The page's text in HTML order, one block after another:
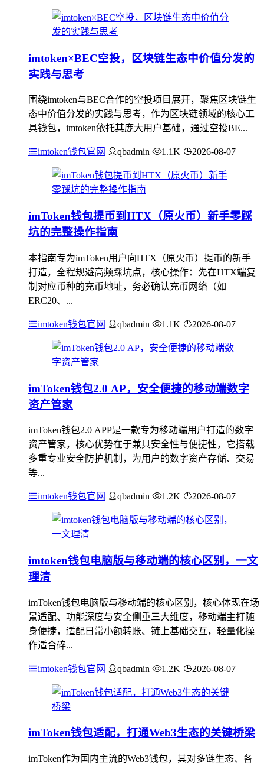
imtoken×BEC空投，区块链生态中价值分发的
实践与思考
围绕imtoken与BEC合作的空投项目展开，聚焦区块链生
态中价值分发的实践与思考，作为区块链领域的核心工
具钱包，imtoken依托其庞大用户基础，通过空投BE...
imtoken钱包官网 qbadmin 1.1K 2026-08-07
imToken钱包提币到HTX（原火币）新手零踩
坑的完整操作指南
本指南专为imToken用户向HTX（原火币）提币的新手
打造，全程规避高频踩坑点，核心操作：先在HTX端复
制对应币种的充币地址，务必确认充币网络（如
ERC20、...
imtoken钱包官网 qbadmin 1.1K 2026-08-07
imToken钱包2.0 AP，安全便捷的移动端数字
资产管家
imToken钱包2.0 APP是一款专为移动端用户打造的数字
资产管家，核心优势在于兼具安全性与便捷性，它搭载
多重专业安全防护机制，为用户的数字资产存储、交易
等...
imtoken钱包官网 qbadmin 1.2K 2026-08-07
imtoken钱包电脑版与移动端的核心区别，一文
理清
imToken钱包电脑版与移动端的核心区别，核心体现在场
景适配、功能深度与安全侧重三大维度，移动端主打随
身便捷，适配日常小额转账、链上基础交互，轻量化操
作适合碎...
imtoken钱包官网 qbadmin 1.2K 2026-08-07
imToken钱包适配，打通Web3生态的关键桥梁
imToken作为国内主流的Web3钱包，其对多链生态、各